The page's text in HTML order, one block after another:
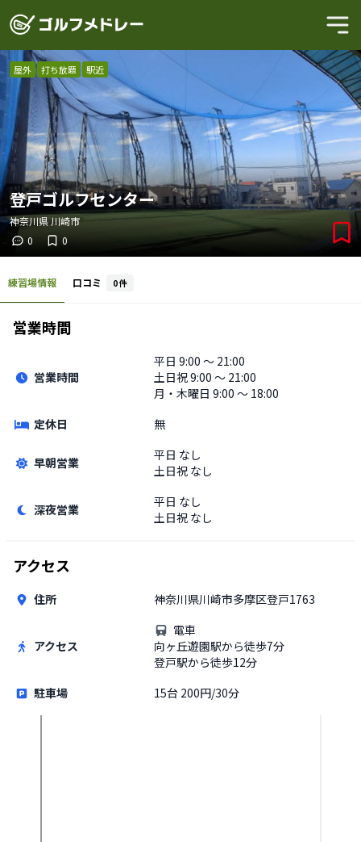
屋外 打ち放題 駅近
登戸ゴルフセンター
神奈川県川崎市
0
0
練習場情報 口コミ 0件
営業時間
営業時間
平日 9:00 〜 21:00
土日祝9:00 〜 21:00
月・木曜日 9:00 〜 18:00
定休日
無
早朝営業 平日 なし
土日祝 なし
深夜営業 平日 なし
土日祝 なし
アクセス
住所 神奈川県川崎市多摩区登戸1763
アクセス
電車
向ヶ丘遊園駅から徒歩7分
登戸駅から徒歩12分
駐車場
15台 200円/30分